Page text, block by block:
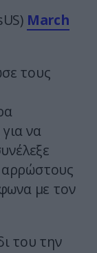
March
τους
να
με τον
του την